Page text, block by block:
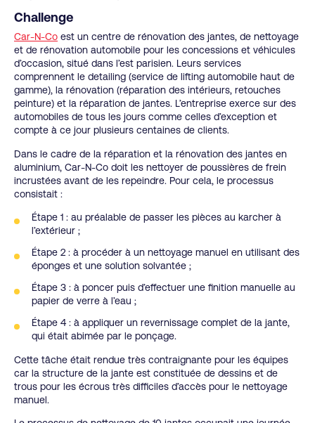
Challenge
Car-N-Co est un centre de rénovation des jantes, de nettoyage
et de rénovation automobile pour les concessions et véhicules
d’occasion, situé dans l’est parisien. Leurs services
comprennent le detailing (service de lifting automobile haut de
gamme), la rénovation (réparation des intérieurs, retouches
peinture) et la réparation de jantes. L’entreprise exerce sur des
automobiles de tous les jours comme celles d’exception et
compte à ce jour plusieurs centaines de clients.
Dans le cadre de la réparation et la rénovation des jantes en
aluminium, Car-N-Co doit les nettoyer de poussières de frein
incrustées avant de les repeindre. Pour cela, le processus
consistait :
Étape 1 : au préalable de passer les pièces au karcher à
l’extérieur ;
Étape 2 : à procéder à un nettoyage manuel en utilisant des
éponges et une solution solvantée ;
Étape 3 : à poncer puis d’effectuer une finition manuelle au
papier de verre à l’eau ;
Étape 4 : à appliquer un revernissage complet de la jante,
qui était abimée par le ponçage.
Cette tâche était rendue très contraignante pour les équipes
car la structure de la jante est constituée de dessins et de
trous pour les écrous très difficiles d’accès pour le nettoyage
manuel.